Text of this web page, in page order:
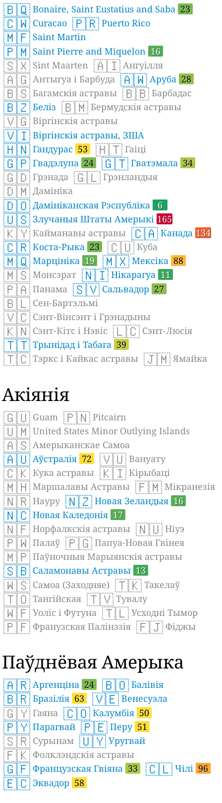
🇧🇶 Bonaire, Saint Eustatius and Saba 23
🇨🇼 Curacao 🇵🇷 Puerto Rico
🇲🇫 Saint Martin
🇵🇲 Saint Pierre and Miquelon 16
🇸🇽 Sint Maarten 🇦🇮 Ангуілля
🇦🇬 Антыгуа і Барбуда 🇦🇼 Аруба 28
🇧🇸 Багамскія астравы 🇧🇧 Барбадас
🇧🇿 Беліз 🇧🇲 Бермудскія астравы
🇻🇬 Віргінскія астравы
🇻🇮 Віргінскія астравы, ЗША
🇭🇳 Гандурас 53 🇭🇹 Гаіці
🇬🇵 Гвадэлупа 24 🇬🇹 Гватэмала 34
🇬🇩 Грэнада 🇬🇱 Грэнландыя
🇩🇲 Дамініка
🇩🇴 Дамініканская Рэспубліка 6
🇺🇸 Злучаныя Штаты Амерыкі 165
🇰🇾 Кайманавы астравы 🇨🇦 Канада 134
🇨🇷 Коста-Рыка 23 🇨🇺 Куба
🇲🇶 Марцініка 19 🇲🇽 Мексіка 88
🇲🇸 Монсэрат 🇳🇮 Нікарагуа 11
🇵🇦 Панама 🇸🇻 Сальвадор 27
🇧🇱 Сен-Бартэльмі
🇻🇨 Сэнт-Вінсэнт і Грэнадыны
🇰🇳 Сэнт-Кітс і Нэвіс 🇱🇨 Сэнт-Люсія
🇹🇹 Трынідад і Табага 39
🇹🇨 Тэркс і Кайкас астравы 🇯🇲 Ямайка
Акіянія
🇬🇺 Guam 🇵🇳 Pitcairn
🇺🇲 United States Minor Outlying Islands
🇦🇸 Амерыканскае Самоа
🇦🇺 Аўстралія 72 🇻🇺 Вануату
🇨🇰 Кука астравы 🇰🇮 Кірыбаці
🇲🇭 Маршалавы Астравы 🇫🇲 Мікранезія
🇳🇷 Науру 🇳🇿 Новая Зеландыя 16
🇳🇨 Новая Каледонія 17
🇳🇫 Норфалкскія астравы 🇳🇺 Ніуэ
🇵🇼 Палаў 🇵🇬 Папуа-Новая Гвінея
🇲🇵 Паўночныя Марыянскія астравы
🇸🇧 Саламонавы Астравы 13
🇼🇸 Самоа (Заходняе) 🇹🇰 Такелаў
🇹🇴 Тангійская 🇹🇻 Тувалу
🇼🇫 Уоліс і Футуна 🇹🇱 Усходні Тымор
🇵🇫 Франузская Палінэзія 🇫🇯 Фіджы
Паўднёвая Амерыка
🇦🇷 Аргенціна 24 🇧🇴 Балівія
🇧🇷 Бразілія 63 🇻🇪 Венесуэла
🇬🇾 Гаяна 🇨🇴 Калумбія 50
🇵🇾 Парагвай 🇵🇪 Перу 51
🇸🇷 Сурынам 🇺🇾 Уругвай
🇫🇰 Фолклэндскія астравы
🇬🇫 Французская Гвіяна 33 🇨🇱 Чілі 96
🇪🇨 Эквадор 58